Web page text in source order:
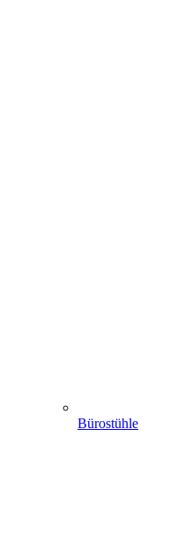
Bürostühle